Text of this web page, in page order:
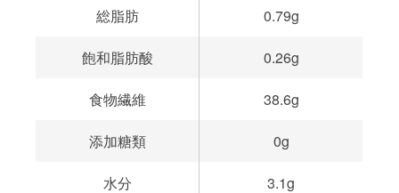
総脂肪 0.79g
飽和脂肪酸 0.26g
食物繊維 38.6g
添加糖類 0g
水分 3.1g